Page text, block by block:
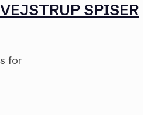
SPISER
for